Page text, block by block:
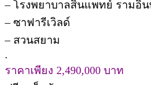
– โรงพยาบาลสินแพทย์ รามอิน
– ซาฟารีเวิลด์
– สวนสยาม
.
ราคาเพียง 2,490,000 บาท